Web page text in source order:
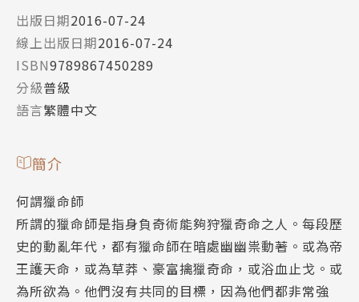
出版日期2016-07-24
線上出版日期2016-07-24
ISBN9789867450289
分級普級
語言繁體中文
簡介
何謂獵命師
所謂的獵命師是指身負奇術能夠狩獵奇命之人。每段歷
史的動亂年代，都有獵命師在暗處幽幽祟動著。或為帝
王護天命，或為草莽、豪富擒獵奇命，或浴血止戈。或
為所欲為。他們沒有共同的目標，因為他們都非常強